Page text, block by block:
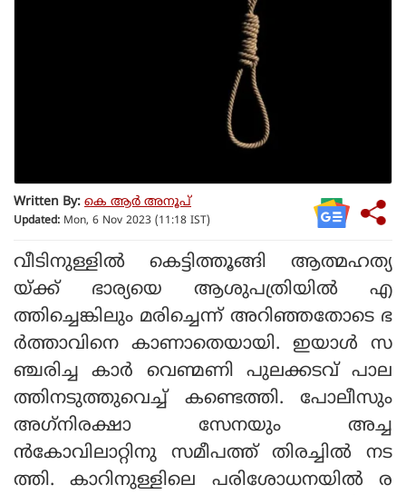
Written By: കെ ആര്‍ അനൂപ്
Updated: Mon, 6 Nov 2023 (11:18 IST)
വീടിനുള്ളില്‍ കെട്ടിത്തൂങ്ങി ആത്മഹത്യ
യ്ക്ക് ഭാര്യയെ ആശുപത്രിയില്‍ എ
ത്തിച്ചെങ്കിലും മരിച്ചെന്ന് അറിഞ്ഞതോടെ ഭ
ര്‍ത്താവിനെ കാണാതെയായി. ഇയാള്‍ സ
ഞ്ചരിച്ച കാര്‍ വെണ്മണി പുലക്കടവ് പാല
ത്തിനടുത്തുവെച്ച് കണ്ടെത്തി. പോലീസും
അഗ്‌നിരക്ഷാ സേനയും അച്ച
ന്‍കോവിലാറ്റിനു സമീപത്ത് തിരച്ചില്‍ നട
ത്തി. കാറിനുള്ളിലെ പരിശോധനയില്‍ ര